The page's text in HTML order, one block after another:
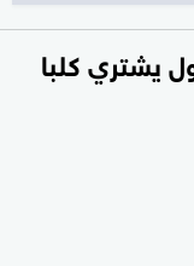
يشتري كلبا